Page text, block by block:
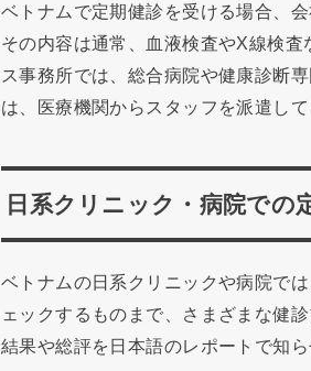
ベトナムで定期健診を受ける場合、
その内容は通常、血液検査やX線検
ス事務所では、総合病院や健康診断
は、医療機関からスタッフを派遣し
日系クリニック・病院での
ベトナムの日系クリニックや病院で
ェックするものまで、さまざまな健
結果や総評を日本語のレポートで知